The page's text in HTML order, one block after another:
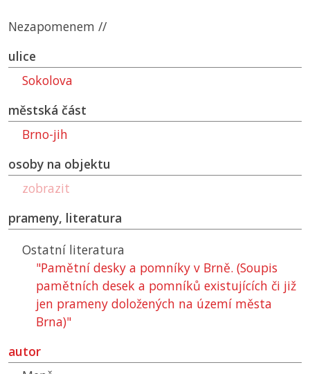
Nezapomenem //
ulice
Sokolova
městská část
Brno-jih
osoby na objektu
zobrazit
prameny, literatura
Ostatní literatura
"Pamětní desky a pomníky v Brně. (Soupis
pamětních desek a pomníků existujících či již
jen prameny doložených na území města
Brna)"
autor